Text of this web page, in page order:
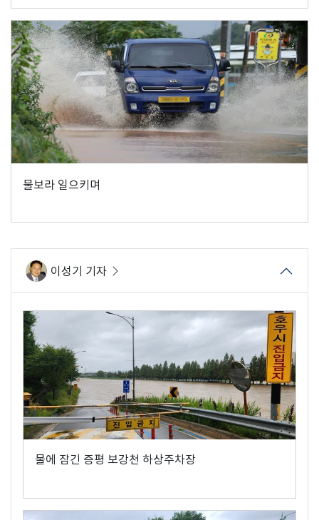
물보라 일으키며
이성기 기자
물에 잠긴 증평 보강천 하상주차장